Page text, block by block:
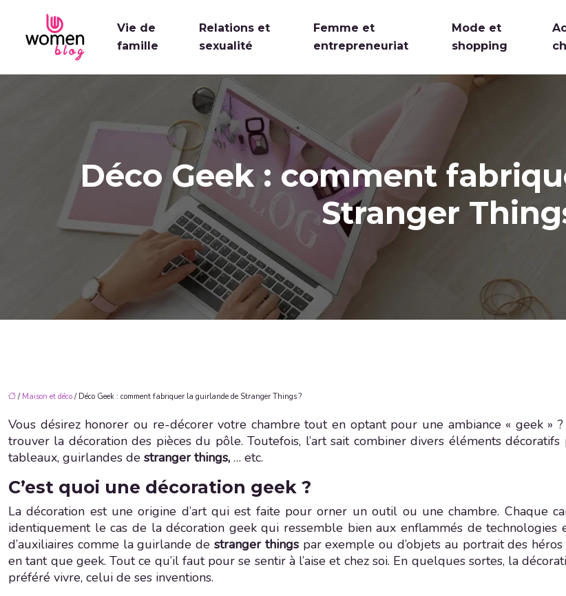
Vie de
famille
Relations et
sexualité
Femme et
entrepreneuriat
Mode et
shopping
Déco Geek : comment
Stranger
/ Maison et déco / Déco Geek : comment fabriquer la guirlande de Stranger Things ?
Vous désirez honorer ou re-décorer votre chambre tout en optant pour une ambiance « geek »
trouver la décoration des pièces du pôle. Toutefois, l’art sait combiner divers éléments
tableaux, guirlandes de stranger things, … etc.
C’est quoi une décoration geek ?
La décoration est une origine d’art qui est faite pour orner un outil ou une chambre. Chaque
identiquement le cas de la décoration geek qui ressemble bien aux enflammés de technologies
d’auxiliaires comme la guirlande de stranger thingspar exemple ou d’objets au portrait des
en tant que geek. Tout ce qu’il faut pour se sentir à l’aise et chez soi. En quelques sortes, la
préféré vivre, celui de ses inventions.